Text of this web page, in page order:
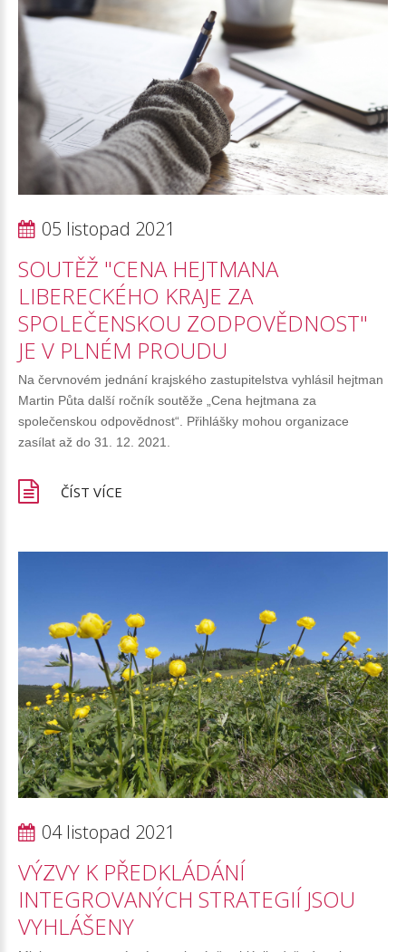
05 listopad 2021
SOUTĚŽ "CENA HEJTMANA
LIBERECKÉHO KRAJE ZA
SPOLEČENSKOU ZODPOVĚDNOST"
JE V PLNÉM PROUDU
Na červnovém jednání krajského zastupitelstva vyhlásil hejtman
Martin Půta další ročník soutěže „Cena hejtmana za
společenskou odpovědnost“. Přihlášky mohou organizace
zasílat až do 31. 12. 2021.
ČÍST VÍCE
04 listopad 2021
VÝZVY K PŘEDKLÁDÁNÍ
INTEGROVANÝCH STRATEGIÍ JSOU
VYHLÁŠENY